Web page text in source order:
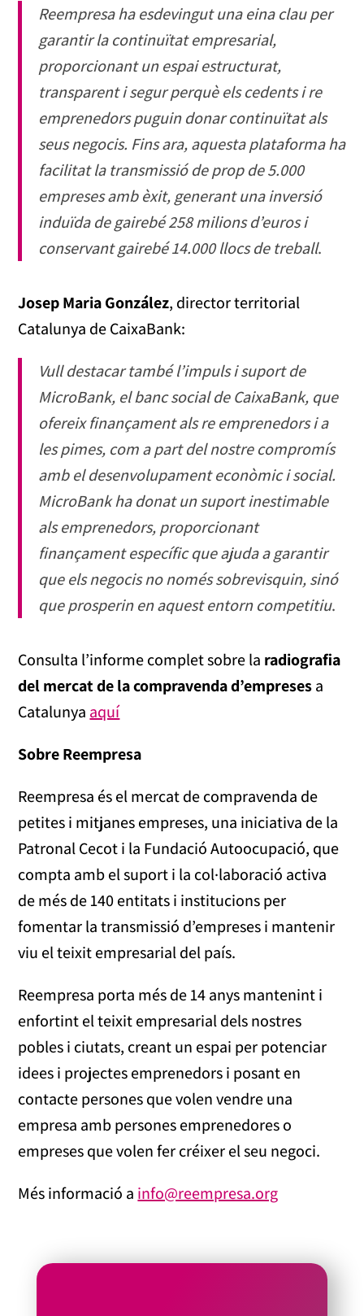
Reempresa ha esdevingut una eina clau per
garantir la continuïtat empresarial,
proporcionant un espai estructurat,
transparent i segur perquè els cedents i re
emprenedors puguin donar continuïtat als
seus negocis. Fins ara, aquesta plataforma ha
facilitat la transmissió de prop de 5.000
empreses amb èxit, generant una inversió
induïda de gairebé 258 milions d’euros i
conservant gairebé 14.000 llocs de treball.
Josep Maria González, director territorial
Catalunya de CaixaBank:
Vull destacar també l’impuls i suport de
MicroBank, el banc social de CaixaBank, que
ofereix finançament als re emprenedors i a
les pimes, com a part del nostre compromís
amb el desenvolupament econòmic i social.
MicroBank ha donat un suport inestimable
als emprenedors, proporcionant
finançament específic que ajuda a garantir
que els negocis no només sobrevisquin, sinó
que prosperin en aquest entorn competitiu.
Consulta l’informe complet sobre la radiografia
del mercat de la compravenda d’empresesa
Catalunya aquí
Sobre Reempresa
Reempresa és el mercat de compravenda de
petites i mitjanes empreses, una iniciativa de la
Patronal Cecot i la Fundació Autoocupació, que
compta amb el suport i la col·laboració activa
de més de 140 entitats i institucions per
fomentar la transmissió d’empreses i mantenir
viu el teixit empresarial del país.
Reempresa porta més de 14 anys mantenint i
enfortint el teixit empresarial dels nostres
pobles i ciutats, creant un espai per potenciar
idees i projectes emprenedors i posant en
contacte persones que volen vendre una
empresa amb persones emprenedores o
empreses que volen fer créixer el seu negoci.
Més informació a info@reempresa.org